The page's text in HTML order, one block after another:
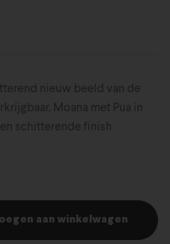
nieuw beeld van de
Moana met Pua in
schitterende finish
aan winkelwagen